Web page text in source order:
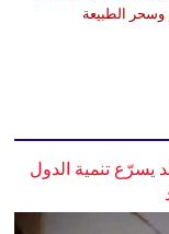
وسحر الطبيعة
يسرّع تنمية الدول